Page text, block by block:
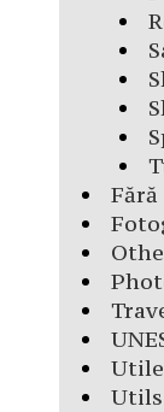
Utile
Utils